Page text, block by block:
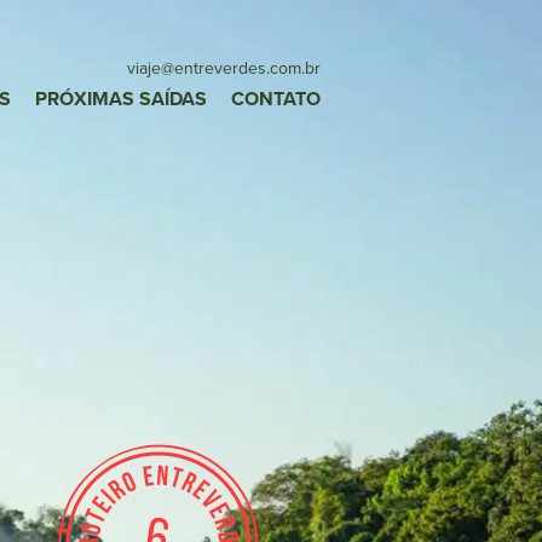
viaje@entreverdes.com.br
PRÓXIMAS SAÍDAS CONTATO